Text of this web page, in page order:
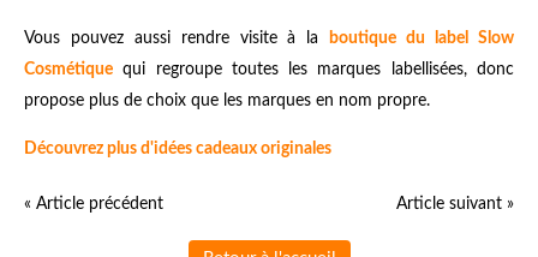
Vous pouvez aussi rendre visite à la
boutique du label Slow
Cosmétique qui regroupe toutes les marques labellisées, donc
propose plus de choix que les marques en nom propre.
Découvrez plus d'idées cadeaux originales
« Article précédent Article suivant »